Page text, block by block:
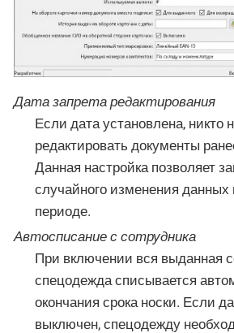
Дата запрета редактирования
Если дата установлена, никто
редактировать документы
Данная настройка позволяет
случайного изменения данных
периоде.
Автосписание с сотрудника
При включении вся выданная
спецодежда списывается
окончания срока носки. Если
выключен, спецодежду